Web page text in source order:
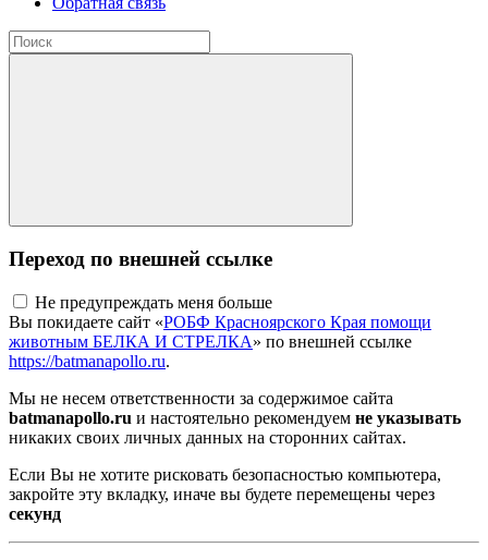
Переход по внешней ссылке
Не предупреждать меня больше
Вы покидаете сайт «РОБФ Красноярского Края помощи
животным БЕЛКА И СТРЕЛКА» по внешней ссылке
https://batmanapollo.ru.
Мы не несем ответственности за содержимое сайта
batmanapollo.ru и настоятельно рекомендуем не указывать
никаких своих личных данных на сторонних сайтах.
Если Вы не хотите рисковать безопасностью компьютера,
закройте эту вкладку, иначе вы будете перемещены через
секунд